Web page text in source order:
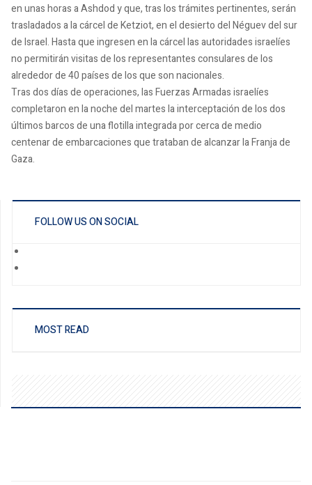
en unas horas a Ashdod y que, tras los trámites pertinentes, serán
trasladados a la cárcel de Ketziot, en el desierto del Néguev del sur
de Israel. Hasta que ingresen en la cárcel las autoridades israelíes
no permitirán visitas de los representantes consulares de los
alrededor de 40 países de los que son nacionales.
Tras dos días de operaciones, las Fuerzas Armadas israelíes
completaron en la noche del martes la interceptación de los dos
últimos barcos de una flotilla integrada por cerca de medio
centenar de embarcaciones que trataban de alcanzar la Franja de
Gaza.
FOLLOW US ON SOCIAL
MOST READ